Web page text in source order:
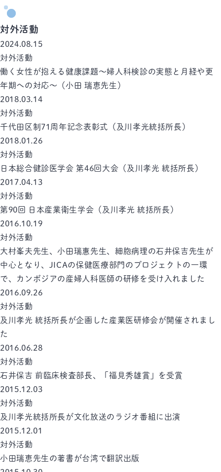
対外活動
2024.08.15
対外活動
働く女性が抱える健康課題～婦人科検診の実態と月経や更
年期への対応～（小田 瑞恵先生）
2018.03.14
対外活動
千代田区制71周年記念表彰式（及川孝光統括所長）
2018.01.26
対外活動
日本総合健診医学会 第46回大会（及川孝光 統括所長）
2017.04.13
対外活動
第90回 日本産業衛生学会（及川孝光 統括所長）
2016.10.19
対外活動
大村峯夫先生、小田瑞惠先生、細胞病理の石井保吉先生が
中心となり、JICAの保健医療部門のプロジェクトの一環
で、カンボジアの産婦人科医師の研修を受け入れました
2016.09.26
対外活動
及川孝光 統括所長が企画した産業医研修会が開催されまし
た
2016.06.28
対外活動
石井保吉 前臨床検査部長、「福見秀雄賞」を受賞
2015.12.03
対外活動
及川孝光統括所長が文化放送のラジオ番組に出演
2015.12.01
対外活動
小田瑞恵先生の著書が台湾で翻訳出版